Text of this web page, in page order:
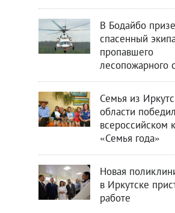
В Бодайбо
спасенный
пропавшего
лесопожарного
Семья из
области
всероссийском
«Семья года»
Новая
в Иркутске
работе